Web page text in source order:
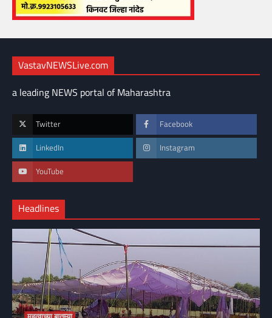
VastavNEWSLive.com
a leading NEWS portal of Maharashtra
Twitter Facebook
LinkedIn Instagram
YouTube
Headlines